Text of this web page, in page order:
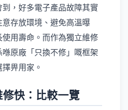
，好多電子產品故障其實
存放環境、避免高溫曝
用壽命。而作為獨立維修
原廠「只換不修」嘅框架
畀用家。
快：比較一覽